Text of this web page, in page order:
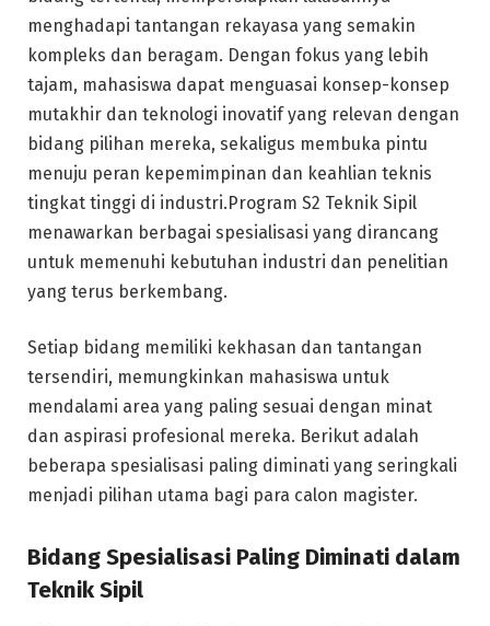
menghadapi tantangan rekayasa yang semakin
kompleks dan beragam. Dengan fokus yang lebih
tajam, mahasiswa dapat menguasai konsep-konsep
mutakhir dan teknologi inovatif yang relevan dengan
bidang pilihan mereka, sekaligus membuka pintu
menuju peran kepemimpinan dan keahlian teknis
tingkat tinggi di industri.Program S2 Teknik Sipil
menawarkan berbagai spesialisasi yang dirancang
untuk memenuhi kebutuhan industri dan penelitian
yang terus berkembang.
Setiap bidang memiliki kekhasan dan tantangan
tersendiri, memungkinkan mahasiswa untuk
mendalami area yang paling sesuai dengan minat
dan aspirasi profesional mereka. Berikut adalah
beberapa spesialisasi paling diminati yang seringkali
menjadi pilihan utama bagi para calon magister.
Bidang Spesialisasi Paling Diminati dalam
Teknik Sipil